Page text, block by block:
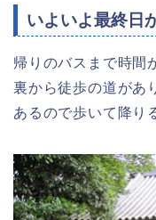
いよいよ最終日
帰りのバスまで時間
裏から徒歩の道があ
あるので歩いて降り